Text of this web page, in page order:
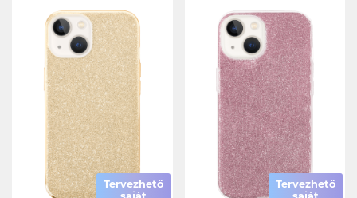
Tervezhető
Tervezhető